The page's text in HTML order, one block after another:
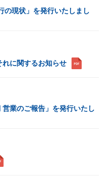
の現状」を発行いたしまし
に関するお知らせ
業のご報告」を発行いたし